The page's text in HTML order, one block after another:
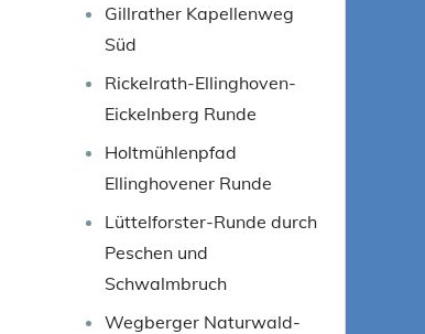
Gillrather Kapellenweg
Süd
Rickelrath-Ellinghoven-
Eickelnberg Runde
Holtmühlenpfad
Ellinghovener Runde
Lüttelforster-Runde durch
Peschen und
Schwalmbruch
Wegberger Naturwald-